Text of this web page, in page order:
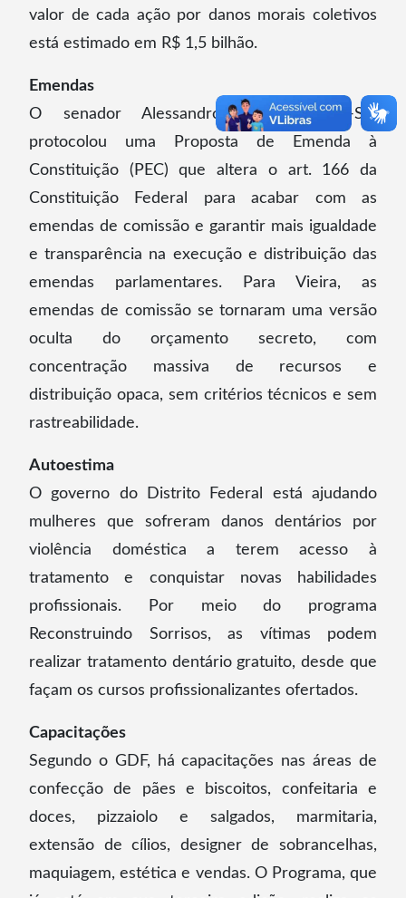
valor de cada ação por danos morais coletivos
está estimado em R$ 1,5 bilhão.
Emendas
O senador Alessandro Vieira (MDB-SE)
protocolou uma Proposta de Emenda à
Constituição (PEC) que altera o art. 166 da
Constituição Federal para acabar com as
emendas de comissão e garantir mais igualdade
e transparência na execução e distribuição das
emendas parlamentares. Para Vieira, as
emendas de comissão se tornaram uma versão
oculta do orçamento secreto, com
concentração massiva de recursos e
distribuição opaca, sem critérios técnicos e sem
rastreabilidade.
Autoestima
O governo do Distrito Federal está ajudando
mulheres que sofreram danos dentários por
violência doméstica a terem acesso à
tratamento e conquistar novas habilidades
profissionais. Por meio do programa
Reconstruindo Sorrisos, as vítimas podem
realizar tratamento dentário gratuito, desde que
façam os cursos profissionalizantes ofertados.
Capacitações
Segundo o GDF, há capacitações nas áreas de
confecção de pães e biscoitos, confeitaria e
doces, pizzaiolo e salgados, marmitaria,
extensão de cílios, designer de sobrancelhas,
maquiagem, estética e vendas. O Programa, que